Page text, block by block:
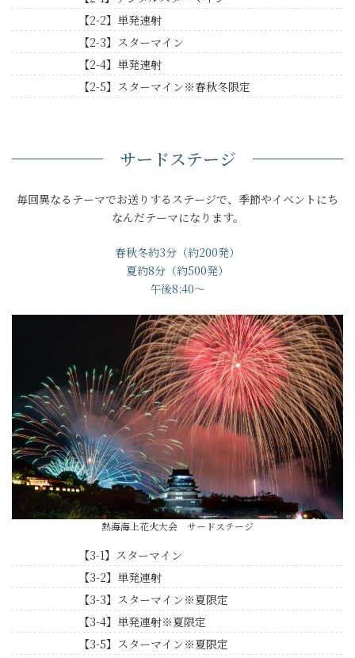
【2-2】単発速射
【2-3】スターマイン
【2-4】単発速射
【2-5】スターマイン※春秋冬限定
サードステージ
毎回異なるテーマでお送りするステージで、季節やイベントにち
なんだテーマになります。
春秋冬約3分（約200発）
夏約8分（約500発）
午後8:40～
熱海海上花火大会 サードステージ
【3-1】スターマイン
【3-2】単発連射
【3-3】スターマイン※夏限定
【3-4】単発連射※夏限定
【3-5】スターマイン※夏限定